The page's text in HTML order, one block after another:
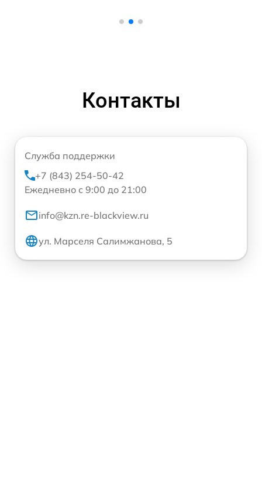
Контакты
Служба поддержки
+7 (843) 254-50-42
Ежедневно с 9:00 до 21:00
info@kzn.re-blackview.ru
ул. Марселя Салимжанова, 5